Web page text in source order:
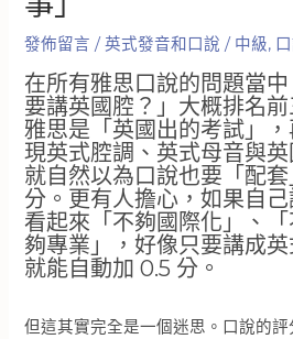
發佈留言 /英式發音和口說 / 中級,
在所有雅思口說的問題當
要講英國腔？」大概排名
雅思是「英國出的考試」
現英式腔調、英式母音與英
就自然以為口說也要「配
分。更有人擔心，如果自
看起來「不夠國際化」、
夠專業」，好像只要講成
就能自動加 0.5 分。
但這其實完全是一個迷思。口說的